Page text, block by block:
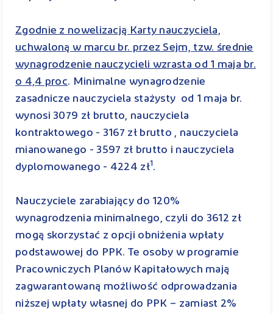
Zgodnie z nowelizacją Karty nauczyciela,
uchwaloną w marcu br. przez Sejm, tzw. średnie
wynagrodzenie nauczycieli wzrasta od 1 maja br.
o 4,4 proc. Minimalne wynagrodzenie
zasadnicze nauczyciela stażysty od 1 maja br.
wynosi 3079 zł brutto, nauczyciela
kontraktowego - 3167 zł brutto , nauczyciela
mianowanego - 3597 zł brutto i nauczyciela
dyplomowanego - 4224 zł1 .
Nauczyciele zarabiający do 120%
wynagrodzenia minimalnego, czyli do 3612 zł
mogą skorzystać z opcji obniżenia wpłaty
podstawowej do PPK. Te osoby w programie
Pracowniczych Planów Kapitałowych mają
zagwarantowaną możliwość odprowadzania
niższej wpłaty własnej do PPK – zamiast 2%